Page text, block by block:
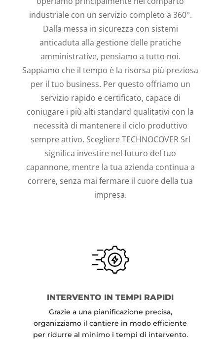
industriale con un servizio completo a 360°.
Dalla messa in sicurezza con sistemi
anticaduta alla gestione delle pratiche
amministrative, pensiamo a tutto noi.
Sappiamo che il tempo è la risorsa più preziosa
per il tuo business. Per questo offriamo un
servizio rapido e certificato, capace di
coniugare i più alti standard qualitativi con la
necessità di mantenere il ciclo produttivo
sempre attivo. Scegliere TECHNOCOVER Srl
significa investire nel futuro del tuo
capannone, mentre la tua azienda continua a
correre, senza mai fermare il cuore della tua
impresa.
INTERVENTO IN TEMPI RAPIDI
Grazie a una pianificazione precisa,
organizziamo il cantiere in modo efficiente
per ridurre al minimo i tempi di intervento.